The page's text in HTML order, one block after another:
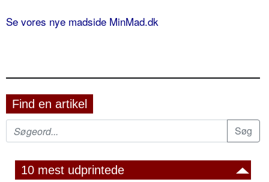
Se vores nye madside MinMad.dk
Find en artikel
10 mest udprintede